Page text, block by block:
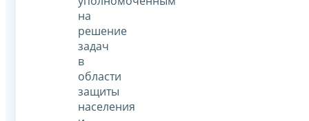
на
решение
задач
в
области
защиты
населения